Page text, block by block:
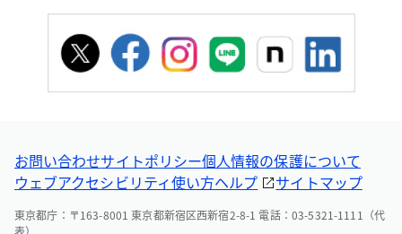
お問い合わせサイトポリシー個人情報の保護について
ウェブアクセシビリティ使い方ヘルプ サイトマップ
東京都庁：〒163-8001 東京都新宿区西新宿2-8-1 電話：03-5321-1111（代
表）